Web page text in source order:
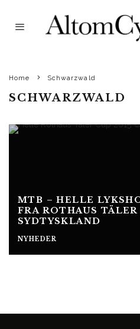
Home Schwarzwald
SCHWARZWALD
MTB – HELLE
FRA ROTHAUS
SYDTYSKLAND
NYHEDER